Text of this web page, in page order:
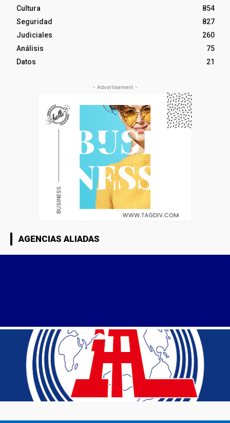
Cultura
854
Seguridad
827
Judiciales
260
Análisis
75
Datos
21
- Advertisement -
AGENCIAS ALIADAS